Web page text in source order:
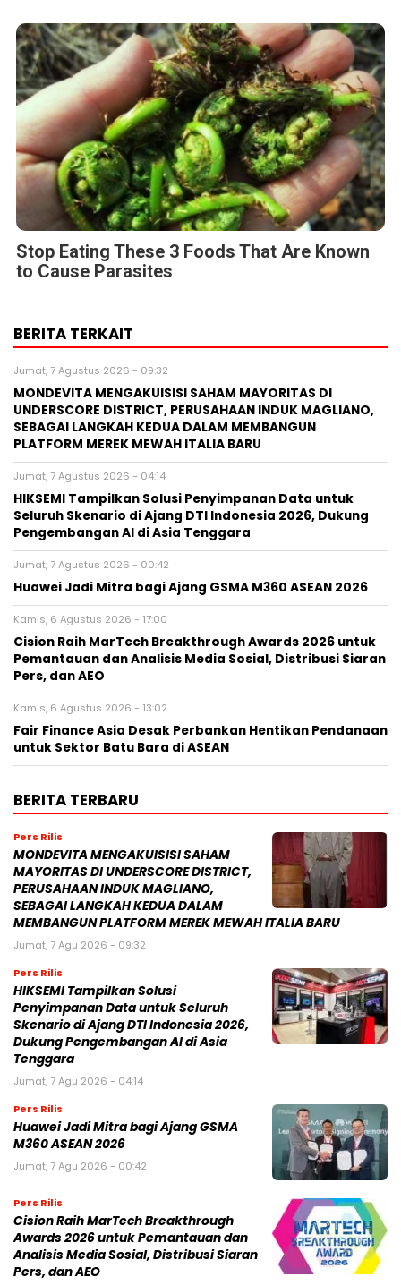
Stop Eating These 3 Foods That Are Known
to Cause Parasites
BERITA TERKAIT
Jumat, 7 Agustus 2026 - 09:32
MONDEVITA MENGAKUISISI SAHAM MAYORITAS DI
UNDERSCORE DISTRICT, PERUSAHAAN INDUK MAGLIANO,
SEBAGAI LANGKAH KEDUA DALAM MEMBANGUN
PLATFORM MEREK MEWAH ITALIA BARU
Jumat, 7 Agustus 2026 - 04:14
HIKSEMI Tampilkan Solusi Penyimpanan Data untuk
Seluruh Skenario di Ajang DTI Indonesia 2026, Dukung
Pengembangan AI di Asia Tenggara
Jumat, 7 Agustus 2026 - 00:42
Huawei Jadi Mitra bagi Ajang GSMA M360 ASEAN 2026
Kamis, 6 Agustus 2026 - 17:00
Cision Raih MarTech Breakthrough Awards 2026 untuk
Pemantauan dan Analisis Media Sosial, Distribusi Siaran
Pers, dan AEO
Kamis, 6 Agustus 2026 - 13:02
Fair Finance Asia Desak Perbankan Hentikan Pendanaan
untuk Sektor Batu Bara di ASEAN
BERITA TERBARU
Pers Rilis
MONDEVITA MENGAKUISISI SAHAM
MAYORITAS DI UNDERSCORE DISTRICT,
PERUSAHAAN INDUK MAGLIANO,
SEBAGAI LANGKAH KEDUA DALAM
MEMBANGUN PLATFORM MEREK MEWAH ITALIA BARU
Jumat, 7 Agu 2026 - 09:32
Pers Rilis
HIKSEMI Tampilkan Solusi
Penyimpanan Data untuk Seluruh
Skenario di Ajang DTI Indonesia 2026,
Dukung Pengembangan AI di Asia
Tenggara
Jumat, 7 Agu 2026 - 04:14
Pers Rilis
Huawei Jadi Mitra bagi Ajang GSMA
M360 ASEAN 2026
Jumat, 7 Agu 2026 - 00:42
Pers Rilis
Cision Raih MarTech Breakthrough
Awards 2026 untuk Pemantauan dan
Analisis Media Sosial, Distribusi Siaran
Pers, dan AEO